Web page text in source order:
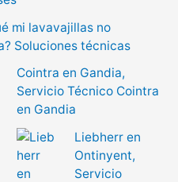
mi lavavajillas no
Soluciones técnicas
Cointra en Gandia,
Servicio Técnico Cointra
en Gandia
Liebherr en
Ontinyent,
Servicio